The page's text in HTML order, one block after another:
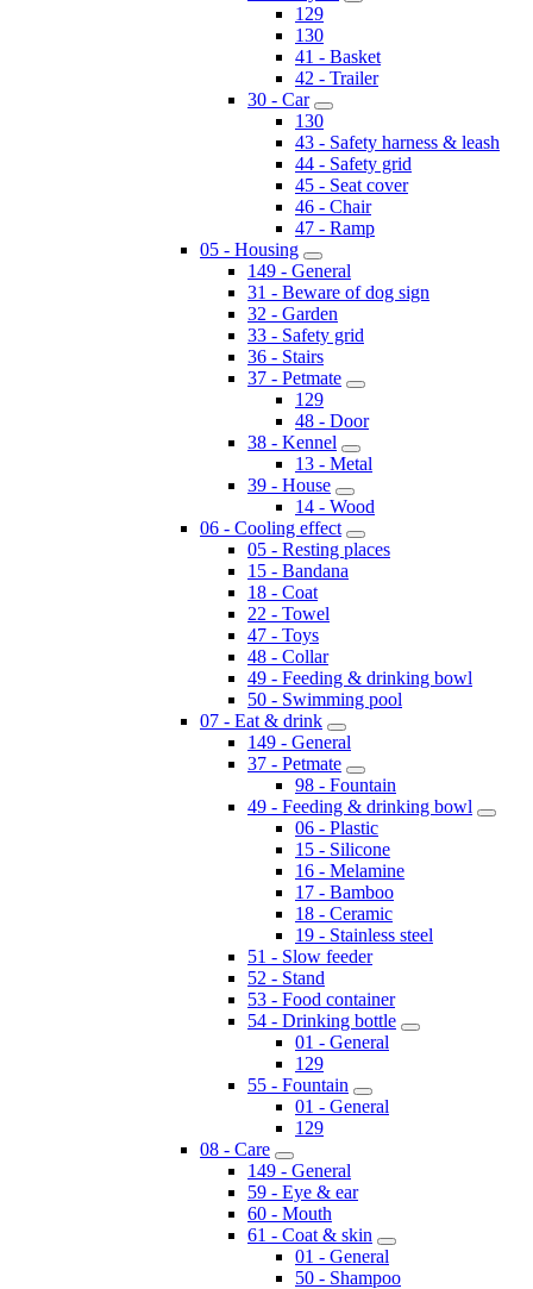
129
130
41 - Basket
42 - Trailer
30 - Car
130
43 - Safety harness & leash
44 - Safety grid
45 - Seat cover
46 - Chair
47 - Ramp
05 - Housing
149 - General
31 - Beware of dog sign
32 - Garden
33 - Safety grid
36 - Stairs
37 - Petmate
129
48 - Door
38 - Kennel
13 - Metal
39 - House
14 - Wood
06 - Cooling effect
05 - Resting places
15 - Bandana
18 - Coat
22 - Towel
47 - Toys
48 - Collar
49 - Feeding & drinking bowl
50 - Swimming pool
07 - Eat & drink
149 - General
37 - Petmate
98 - Fountain
49 - Feeding & drinking bowl
06 - Plastic
15 - Silicone
16 - Melamine
17 - Bamboo
18 - Ceramic
19 - Stainless steel
51 - Slow feeder
52 - Stand
53 - Food container
54 - Drinking bottle
01 - General
129
55 - Fountain
01 - General
129
08 - Care
149 - General
59 - Eye & ear
60 - Mouth
61 - Coat & skin
01 - General
50 - Shampoo